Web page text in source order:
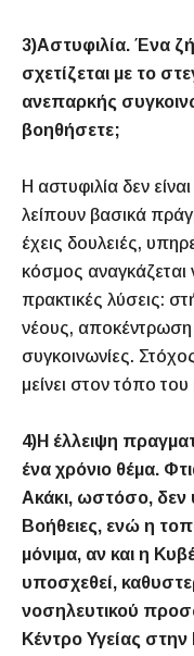
3)Αστυφιλία. Ένα
σχετίζεται με το
ανεπαρκής
βοηθήσετε;
Η αστυφιλία δεν
λείπουν βασικά
έχεις δουλειές,
κόσμος αναγκάζεται
πρακτικές λύσεις:
νέους, αποκέντρωση
συγκοινωνίες.
μείνει στον τόπο
4)Η έλλειψη
ένα χρόνιο θέμα.
Ακάκι, ωστόσο,
Βοήθειες, ενώ η
μόνιμα, αν και η
υποσχεθεί,
νοσηλευτικού
Κέντρο Υγείας